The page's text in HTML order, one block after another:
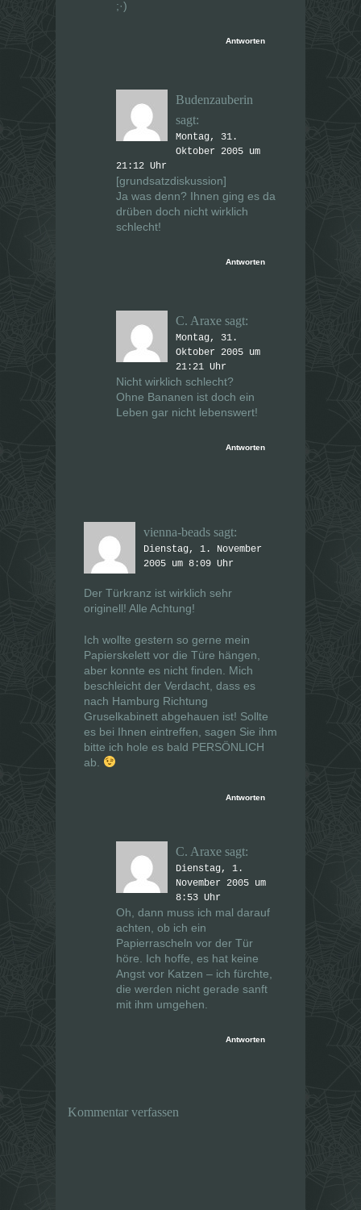
;·)
Antworten
Budenzauberin
sagt:
Montag, 31.
Oktober 2005 um
21:12 Uhr
[grundsatzdiskussion]
Ja was denn? Ihnen ging es da
drüben doch nicht wirklich
schlecht!
Antworten
C. Araxe sagt:
Montag, 31.
Oktober 2005 um
21:21 Uhr
Nicht wirklich schlecht?
Ohne Bananen ist doch ein
Leben gar nicht lebenswert!
Antworten
vienna-beads sagt:
Dienstag, 1. November
2005 um 8:09 Uhr
Der Türkranz ist wirklich sehr
originell! Alle Achtung!
Ich wollte gestern so gerne mein
Papierskelett vor die Türe hängen,
aber konnte es nicht finden. Mich
beschleicht der Verdacht, dass es
nach Hamburg Richtung
Gruselkabinett abgehauen ist! Sollte
es bei Ihnen eintreffen, sagen Sie ihm
bitte ich hole es bald PERSÖNLICH
ab.
Antworten
C. Araxe sagt:
Dienstag, 1.
November 2005 um
8:53 Uhr
Oh, dann muss ich mal darauf
achten, ob ich ein
Papierrascheln vor der Tür
höre. Ich hoffe, es hat keine
Angst vor Katzen – ich fürchte,
die werden nicht gerade sanft
mit ihm umgehen.
Antworten
Kommentar verfassen